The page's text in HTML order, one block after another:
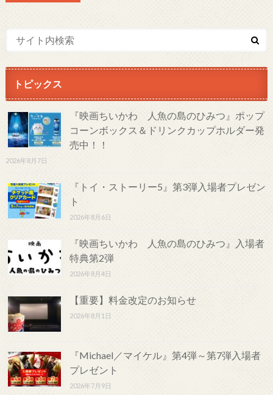
トピックス
『映画ちいかわ 人魚の島のひみつ』ポップ
コーンボックス＆ドリンクカップホルダー発
売中！！
2026年8月7日
『トイ・ストーリー5』第3弾入場者プレゼン
ト
2026年8月6日
『映画ちいかわ 人魚の島のひみつ』入場者
特典第2弾
2026年8月4日
【重要】料金改定のお知らせ
2026年8月1日
『Michael／マイケル』第4弾～第7弾入場者
プレゼント
2026年7月9日